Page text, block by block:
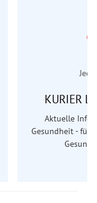
KURIER
Aktuelle
Gesundheit - für